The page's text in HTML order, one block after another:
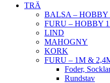
TRÄ
BALSA – HOBBY
FURU – HOBBY
LIND
MAHOGNY
KORK
FURU – 1M &
Foder,
Rundstav